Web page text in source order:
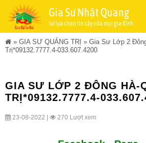
Gia Sư Nhật Quang
Sự lựa chọn tin cậy của mọi gia đình
» GIA SƯ QUẢNG TRỊ » Gia Sư Lớp 2
Trị*09132.7777.4-033.607.4200
GIA SƯ LỚP 2 ĐÔNG HÀ-
TRỊ*09132.7777.4-
23-08-2022 | 270 Lượt xem